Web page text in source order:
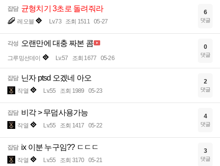
잡담 균형치기 3초로 돌려줘라
레오블 Lv.73 조회 1511 05-27
6
댓글
각성 오랜만에 대충 짜본 콤
그루밍선데이 Lv.57 조회 1677 05-26
0
댓글
잡담 닌자 ptsd 오겠네 아오
작열 Lv.55 조회 1989 05-23
2
댓글
잡담 비각 > 무덤사용가능
작열 Lv.55 조회 1417 05-22
4
댓글
잡담 ix 이분 누구임?? ㄷㄷㄷ
작열 Lv.55 조회 3170 05-21
3
댓글